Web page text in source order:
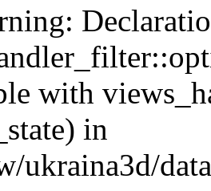
with
in
ukraina3d/